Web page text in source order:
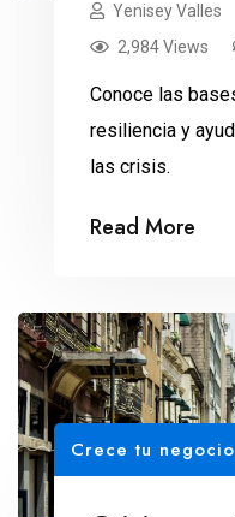
Yenisey Valles
2,984 Views
Conoce las
resiliencia y
las crisis.
Read More
Crece tu negocio